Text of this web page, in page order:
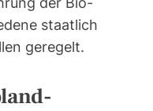
staatlich
geregelt.